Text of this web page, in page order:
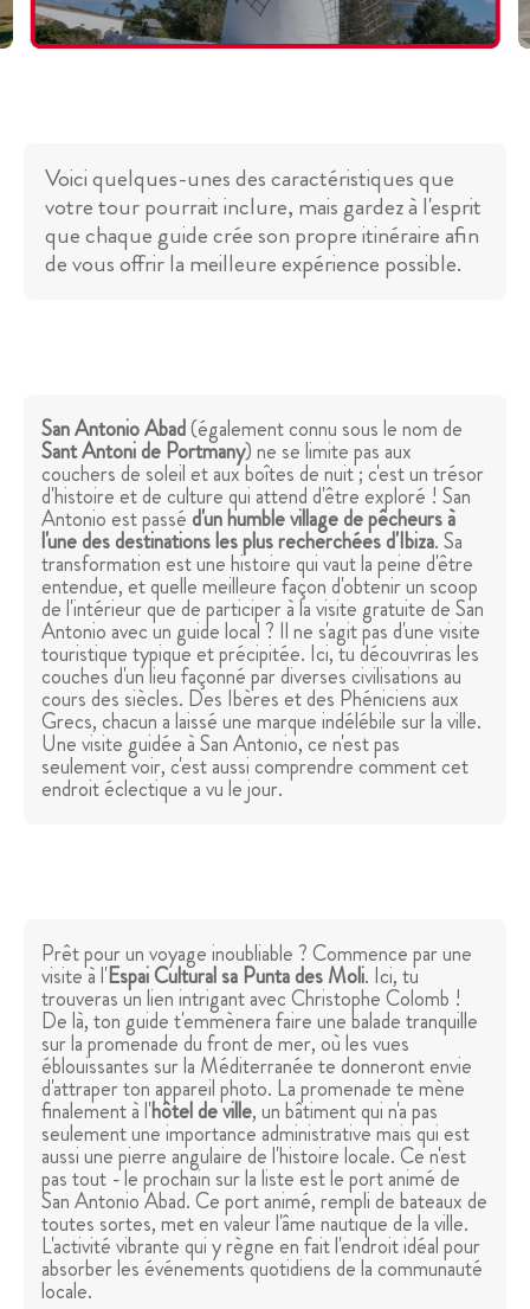
Voici quelques-unes des caractéristiques que
votre tour pourrait inclure, mais gardez à l'esprit
que chaque guide crée son propre itinéraire afin
de vous offrir la meilleure expérience possible.
San Antonio Abad(également connu sous le nom de
Sant Antoni de Portmany) ne se limite pas aux
couchers de soleil et aux boîtes de nuit ; c'est un trésor
d'histoire et de culture qui attend d'être exploré ! San
Antonio est passéd'un humble village de pêcheurs à
l'une des destinations les plus recherchées d'Ibiza. Sa
transformation est une histoire qui vaut la peine d'être
entendue, et quelle meilleure façon d'obtenir un scoop
de l'intérieur que de participer à la visite gratuite de San
Antonio avec un guide local ? Il ne s'agit pas d'une visite
touristique typique et précipitée. Ici, tu découvriras les
couches d'un lieu façonné par diverses civilisations au
cours des siècles. Des Ibères et des Phéniciens aux
Grecs, chacun a laissé une marque indélébile sur la ville.
Une visite guidée à San Antonio, ce n'est pas
seulement voir, c'est aussi comprendre comment cet
endroit éclectique a vu le jour.
Prêt pour un voyage inoubliable ? Commence par une
visite à l'Espai Cultural sa Punta des Moli. Ici, tu
trouveras un lien intrigant avec Christophe Colomb !
De là, ton guide t'emmènera faire une balade tranquille
sur la promenade du front de mer, où les vues
éblouissantes sur la Méditerranée te donneront envie
d'attraper ton appareil photo. La promenade te mène
finalement à l'hôtel de ville, un bâtiment qui n'a pas
seulement une importance administrative mais qui est
aussi une pierre angulaire de l'histoire locale. Ce n'est
pas tout - le prochain sur la liste est le port animé de
San Antonio Abad. Ce port animé, rempli de bateaux de
toutes sortes, met en valeur l'âme nautique de la ville.
L'activité vibrante qui y règne en fait l'endroit idéal pour
absorber les événements quotidiens de la communauté
locale.